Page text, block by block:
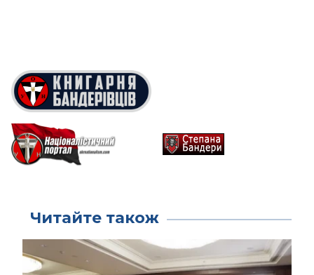
Читайте також